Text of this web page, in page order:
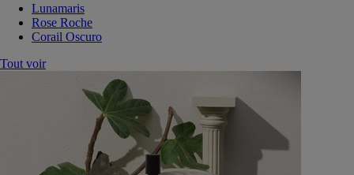
Lunamaris
Rose Roche
Corail Oscuro
Tout voir